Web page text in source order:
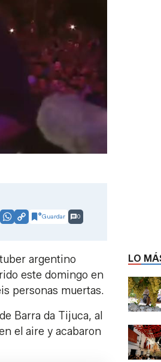
LO
WhatsApp
CopyGuardar 0
argentino
este domingo en
personas muertas.
Barra da Tijuca, al
el aire y acabaron